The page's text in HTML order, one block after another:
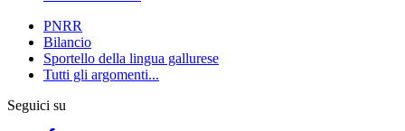
PNRR
Bilancio
Sportello della lingua gallurese
Tutti gli argomenti...
Seguici su